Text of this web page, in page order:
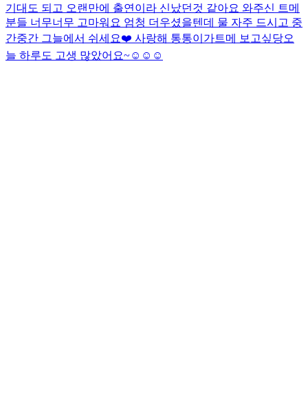
기대도 되고 오랜만에 출연이라 신났던것 같아요 와주신 트메
분들 너무너무 고마워요 엄청 더우셨을텐데 물 자주 드시고 중
간중간 그늘에서 쉬세요❤️ 사랑해 통통이가트메 보고싶당오
늘 하루도 고생 많았어요~☺️☺️☺️